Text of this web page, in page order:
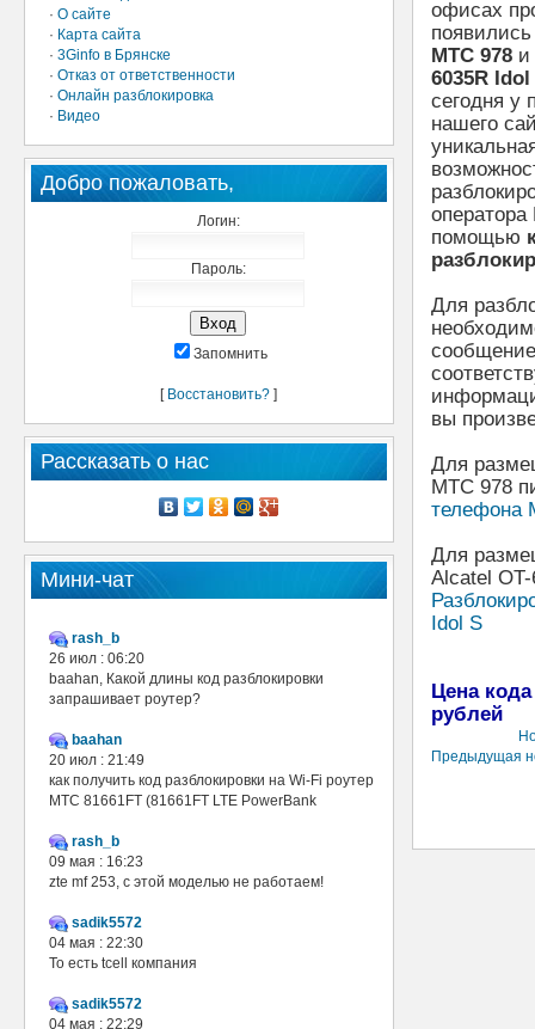
· О сайте
· Карта сайта
· 3Ginfo в Брянске
· Отказ от ответственности
· Онлайн разблокировка
· Видео
Добро пожаловать,
Логин:
Пароль:
Запомнить
[ Восстановить?]
Рассказать о нас
Мини-чат
rash_b
26 июл : 06:20
baahan, Какой длины код разблокировки
запрашивает роутер?
baahan
20 июл : 21:49
как получить код разблокировки на Wi-Fi роутер
МТС 81661FT (81661FT LTE PowerBank
rash_b
09 мая : 16:23
zte mf 253, с этой моделью не работаем!
sadik5572
04 мая : 22:30
То есть tcell компания
sadik5572
04 мая : 22:29
офисах
МТС 978 и
6035R Idol
сегодня у
нашего
помощью
Для
вы
Для
МТС 978
телефона
Для
Alcatel
Idol S
Цена
рублей
Предыдущая